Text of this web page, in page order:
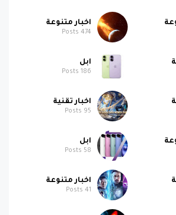
اخبار متنوعة
474
ابل
186
اخبار تقنية
95
ابل
58
اخبار متنوعة
41